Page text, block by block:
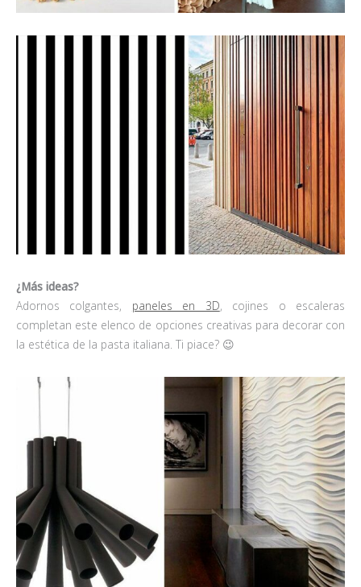
¿Más ideas?
Adornos colgantes, paneles en 3D, cojines o escaleras
completan este elenco de opciones creativas para decorar con
la estética de la pasta italiana. Ti piace? 😉